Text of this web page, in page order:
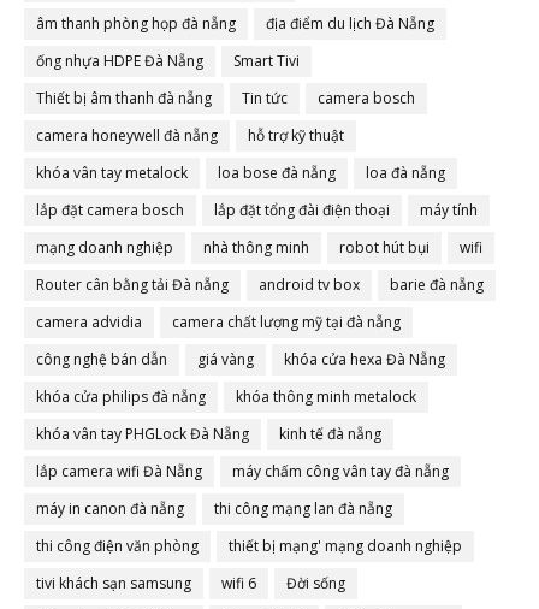
âm thanh phòng họp đà nẵng
địa điểm du lịch Đà Nẵng
ống nhựa HDPE Đà Nẵng
Smart Tivi
Thiết bị âm thanh đà nẵng
Tin tức
camera bosch
camera honeywell đà nẵng
hỗ trợ kỹ thuật
khóa vân tay metalock
loa bose đà nẵng
loa đà nẵng
lắp đặt camera bosch
lắp đặt tổng đài điện thoại
máy tính
mạng doanh nghiệp
nhà thông minh robot hút bụi
wifi
Router cân bằng tải Đà nẵng
android tv box
barie đà nẵng
camera advidia
camera chất lượng mỹ tại đà nẵng
công nghệ bán dẫn
giá vàng
khóa cửa hexa Đà Nẵng
khóa cửa philips đà nẵng
khóa thông minh metalock
khóa vân tay PHGLock Đà Nẵng
kinh tế đà nẵng
lắp camera wifi Đà Nẵng
máy chấm công vân tay đà nẵng
máy in canon đà nẵng
thi công mạng lan đà nẵng
thi công điện văn phòng
thiết bị mạng' mạng doanh nghiệp
tivi khách sạn samsung
wifi 6
Đời sống